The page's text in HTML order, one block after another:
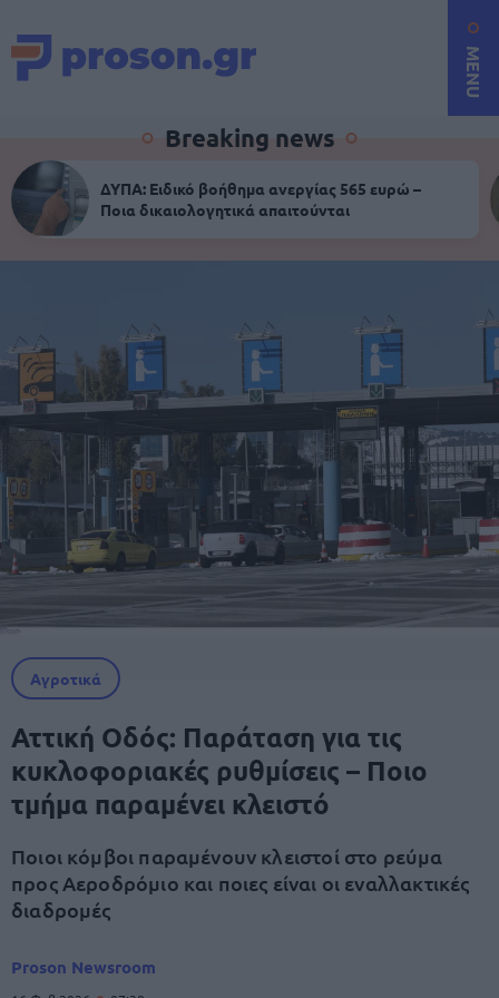
MENU
Breaking news
ΔΥΠΑ: Ειδικό βοήθημα ανεργίας 565 ευρώ –
Ποια δικαιολογητικά απαιτούνται
Αγροτικά
Αττική Οδός: Παράταση για τις
κυκλοφοριακές ρυθμίσεις – Ποιο
τμήμα παραμένει κλειστό
Ποιοι κόμβοι παραμένουν κλειστοί στο ρεύμα
προς Αεροδρόμιο και ποιες είναι οι εναλλακτικές
διαδρομές
Proson Newsroom